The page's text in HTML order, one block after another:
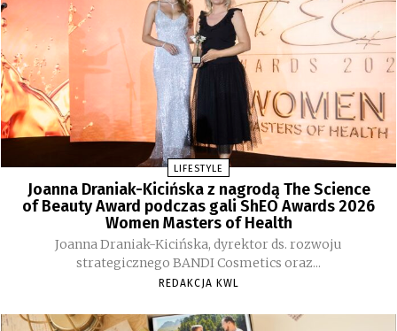
LIFESTYLE
Joanna Draniak-Kicińska z nagrodą The Science
of Beauty Award podczas gali ShEO Awards 2026
Women Masters of Health
Joanna Draniak-Kicińska, dyrektor ds. rozwoju
strategicznego BANDI Cosmetics oraz...
REDAKCJA KWL